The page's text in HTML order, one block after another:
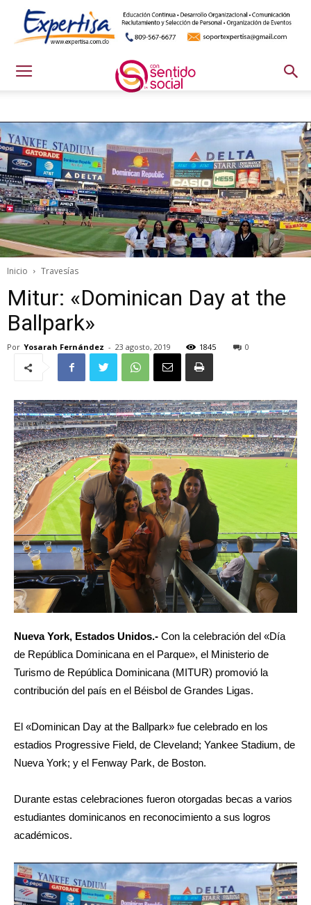
Inicio Travesías
Mitur: «Dominican Day at the
Ballpark»
Por Yosarah Fernández - 23 agosto, 2019 1845 0
Nueva York, Estados Unidos.- Con la celebración del «Día
de República Dominicana en el Parque», el Ministerio de
Turismo de República Dominicana (MITUR) promovió la
contribución del país en el Béisbol de Grandes Ligas.
El «Dominican Day at the Ballpark» fue celebrado en los
estadios Progressive Field, de Cleveland; Yankee Stadium, de
Nueva York; y el Fenway Park, de Boston.
Durante estas celebraciones fueron otorgadas becas a varios
estudiantes dominicanos en reconocimiento a sus logros
académicos.